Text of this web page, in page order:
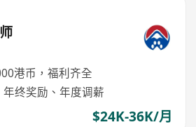
港币，福利齐全
终奖励、年度调薪
$24K-36K/月